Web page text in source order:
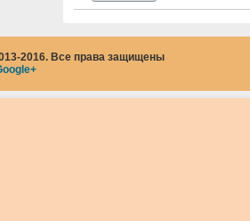
2016. Все права защищены